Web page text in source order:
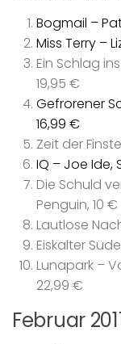
Bogmail –
Miss Terry –
Ein Schlag
19,95 €
Gefrorener
16,99 €
Zeit der
IQ – Joe Ide,
Die Schuld
Penguin, 10 €
Lautlose
Eiskalter
Lunapark –
22,99 €
Februar